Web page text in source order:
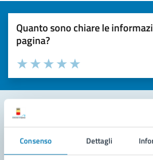
Consenso Dettagli
Quanto sono chiare le
pagina?
Valuta la chiarezza delle informazioni (da 1 a 5
Seleziona il numero di stelle per
Valuta 5 stelle su 5
Valuta 4 stelle su 5
Valuta 3 stelle su 5
Valuta 2 stelle su 5
Valuta 1 stelle su 5
Leggi le domande frequenti